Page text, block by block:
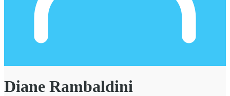
Diane Rambaldini